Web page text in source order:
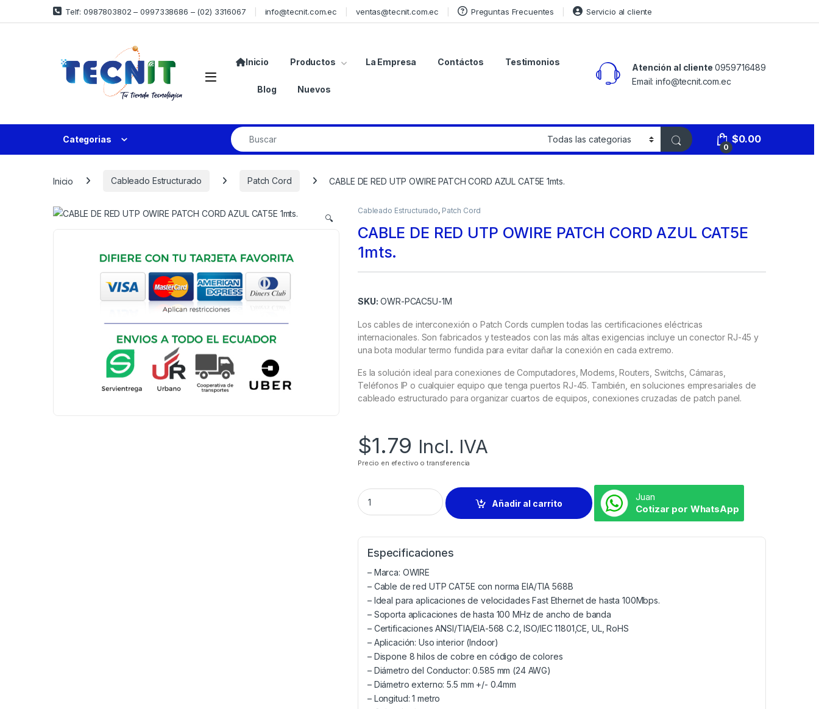
Telf: 0987803802 – 0997338686 – (02) 3316067 info@tecnit.com.ec ventas@tecnit.com.ec Preguntas Frecuentes Servicio al cliente
Inicio Productos La Empresa Contáctos Testimonios
Blog Nuevos
Atención al cliente 0959716489
Email: info@tecnit.com.ec
Categorias
0
$0.00
Inicio Cableado Estructurado Patch Cord CABLE DE RED UTP OWIRE PATCH CORD AZUL CAT5E 1mts.
🔍
Cableado Estructurado, Patch Cord
CABLE DE RED UTP OWIRE PATCH CORD AZUL CAT5E
1mts.
SKU: OWR-PCAC5U-1M
Los cables de interconexión o Patch Cords cumplen todas las certificaciones eléctricas
internacionales. Son fabricados y testeados con las más altas exigencias incluye un conector RJ-45 y
una bota modular termo fundida para evitar dañar la conexión en cada extremo.
Es la solución ideal para conexiones de Computadores, Modems, Routers, Switchs, Cámaras,
Teléfonos IP o cualquier equipo que tenga puertos RJ-45. También, en soluciones empresariales de
cableado estructurado para organizar cuartos de equipos, conexiones cruzadas de patch panel.
$1.79 Incl. IVA
Precio en efectivo o transferencia
Añadir al carrito
Juan
Cotizar por WhatsApp
Especificaciones
– Marca: OWIRE
– Cable de red UTP CAT5E con norma EIA/TIA 568B
– Ideal para aplicaciones de velocidades Fast Ethernet de hasta 100Mbps.
– Soporta aplicaciones de hasta 100 MHz de ancho de banda
– Certificaciones ANSI/TIA/EIA-568 C.2, ISO/IEC 11801,CE, UL, RoHS
– Aplicación: Uso interior (Indoor)
– Dispone 8 hilos de cobre en código de colores
– Diámetro del Conductor: 0.585 mm (24 AWG)
– Diámetro externo: 5.5 mm +/- 0.4mm
– Longitud: 1 metro